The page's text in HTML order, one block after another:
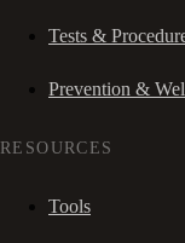
Tests &
Prevention &
RESOURCES
Tools